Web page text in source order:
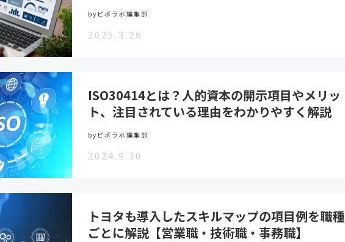
byピポラボ編集部
2025.3.26
ISO30414とは？人的資本の開示項目やメリッ
ト、注目されている理由をわかりやすく解説
byピポラボ編集部
2024.9.30
トヨタも導入したスキルマップの項目例を職種
ごとに解説【営業職・技術職・事務職】